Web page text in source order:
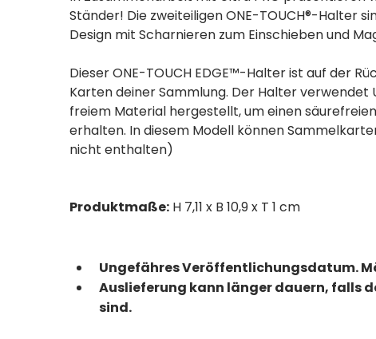
Ständer! Die zweiteiligen ONE-TOUCH®-Halter
Design mit Scharnieren zum Einschieben und
Dieser ONE-TOUCH EDGE™-Halter ist auf der
Karten deiner Sammlung. Der Halter verwendet
freiem Material hergestellt, um einen
erhalten. In diesem Modell können
nicht enthalten)
Produktmaße: H 7,11 x B 10,9 x T 1 cm
Ungefähres Veröffentlichungsdatum.
Auslieferung kann länger dauern, falls
sind.